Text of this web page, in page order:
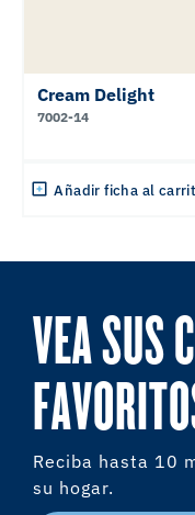
Cream Delight
7002-14
Añadir ficha al
VEA SUS
Reciba hasta 10
su hogar.